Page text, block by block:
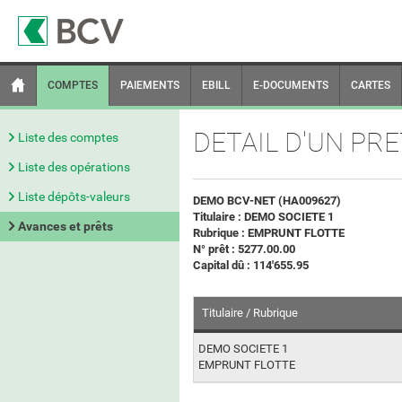
COMPTES PAIEMENTS EBILL E-DOCUMENTS CARTES
Liste des comptes
Liste des opérations
Liste dépôts-valeurs
Avances et prêts
DETAIL D'UN
DEMO BCV-NET (HA009627)
Titulaire : DEMO SOCIETE 1
Rubrique : EMPRUNT FLOTTE
N° prêt : 5277.00.00
Capital dû : 114'655.95
Titulaire / Rubrique
DEMO SOCIETE 1
EMPRUNT FLOTTE